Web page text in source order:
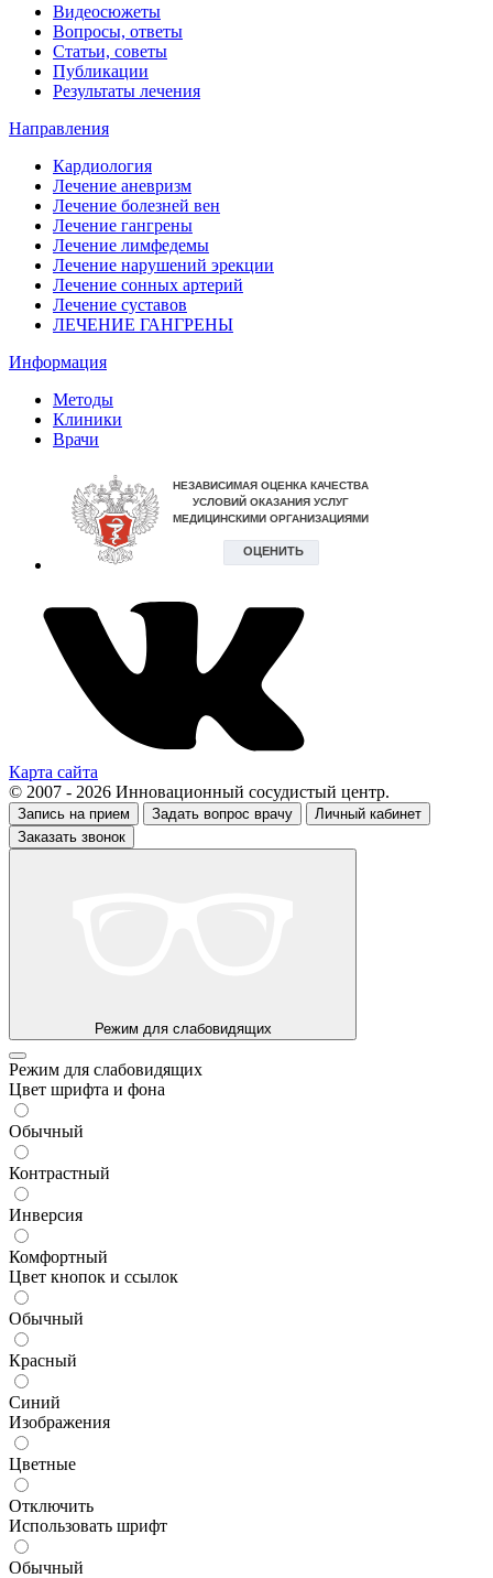
Видеосюжеты
Вопросы, ответы
Статьи, советы
Публикации
Результаты лечения
Направления
Кардиология
Лечение аневризм
Лечение болезней вен
Лечение гангрены
Лечение лимфедемы
Лечение нарушений эрекции
Лечение сонных артерий
Лечение суставов
ЛЕЧЕНИЕ ГАНГРЕНЫ
Информация
Методы
Клиники
Врачи
Карта сайта
© 2007 - 2026 Инновационный сосудистый центр.
Запись на прием Задать вопрос врачу
Личный кабинет
Заказать звонок
Режим для слабовидящих
Режим для слабовидящих
Цвет шрифта и фона
Обычный
Контрастный
Инверсия
Комфортный
Цвет кнопок и ссылок
Обычный
Красный
Синий
Изображения
Цветные
Отключить
Использовать шрифт
Обычный